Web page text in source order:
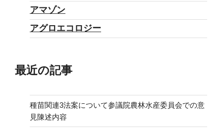
アマゾン
アグロエコロジー
最近の記事
種苗関連3法案について参議院農林水産委員会での意
見陳述内容